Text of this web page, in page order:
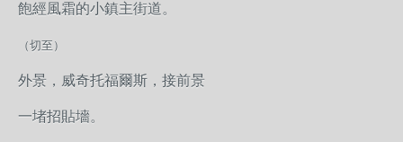
飽經風霜的小鎮主街道。
（切至）
外景，威奇托福爾斯，接前景
一堵招貼墻。